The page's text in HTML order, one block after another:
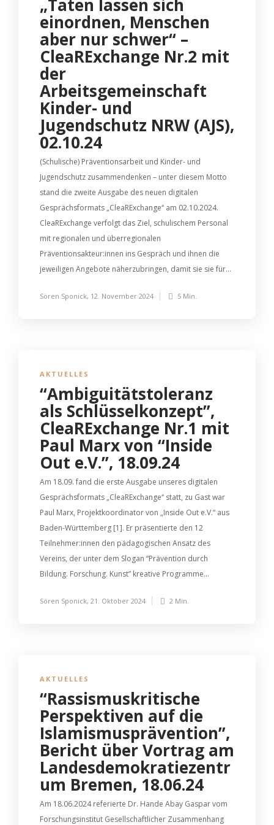
„Taten lassen sich
einordnen, Menschen
aber nur schwer“ –
CleaRExchange Nr.2 mit
der
Arbeitsgemeinschaft
Kinder- und
Jugendschutz NRW (AJS),
02.10.24
(Schulische) Präventionsarbeit und Kinder- und
Jugendschutz zusammendenken – unter diesem Motto
stand die zweite Ausgabe des neuen digitalen
Gesprächsformats „CleaRExchange“ am 02.10.2024.
CleaRExchange verfolgt das Ziel, schulischem Personal
mit regionalen und überregionalen
Präventionsakteur:innen ins Gespräch und ihnen die
jeweiligen Angebote näherzubringen, damit sie sie für...
Sören Sponick, 12. November 2024 5 Min.
AKTUELLES
“Ambiguitätstoleranz
als Schlüsselkonzept”,
CleaRExchange Nr.1 mit
Paul Marx von “Inside
Out e.V.”, 18.09.24
Am 18.09. fand die erste Ausgabe unseres digitalen
Gesprächsformats „CleaRExchange“ statt, zu Gast war
Paul Marx, Projektkoordinator von „Inside Out e.V.“ aus
Baden-Württemberg [1]. Er präsentierte den 12
Teilnehmer:innen den pädagogischen Ansatz des
Vereins, der unter dem Slogan “Prävention durch
Bildung. Forschung. Kunst” kreative Programme...
Sören Sponick, 21. Oktober 2024 2 Min.
AKTUELLES
“Rassismuskritische
Perspektiven auf die
Islamismusprävention”,
Bericht über Vortrag am
Landesdemokratiezentr
um Bremen, 18.06.24
Am 18.06.2024 referierte Dr. Hande Abay Gaspar vom
Forschungsinstitut Gesellschaftlicher Zusammenhang